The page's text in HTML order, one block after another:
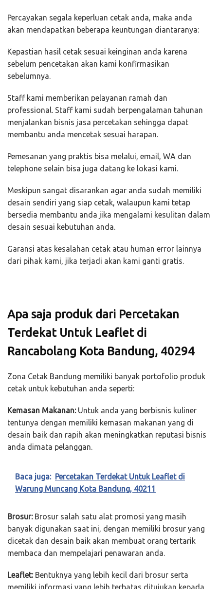
Percayakan segala keperluan cetak anda, maka anda
akan mendapatkan beberapa keuntungan diantaranya:
Kepastian hasil cetak sesuai keinginan anda karena
sebelum pencetakan akan kami konfirmasikan
sebelumnya.
Staff kami memberikan pelayanan ramah dan
professional. Staff kami sudah berpengalaman tahunan
menjalankan bisnis jasa percetakan sehingga dapat
membantu anda mencetak sesuai harapan.
Pemesanan yang praktis bisa melalui, email, WA dan
telephone selain bisa juga datang ke lokasi kami.
Meskipun sangat disarankan agar anda sudah memiliki
desain sendiri yang siap cetak, walaupun kami tetap
bersedia membantu anda jika mengalami kesulitan dalam
desain sesuai kebutuhan anda.
Garansi atas kesalahan cetak atau human error lainnya
dari pihak kami, jika terjadi akan kami ganti gratis.
Apa saja produk dari Percetakan
Terdekat Untuk Leaflet di
Rancabolang Kota Bandung, 40294
Zona Cetak Bandung memiliki banyak portofolio produk
cetak untuk kebutuhan anda seperti:
Kemasan Makanan:Untuk anda yang berbisnis kuliner
tentunya dengan memiliki kemasan makanan yang di
desain baik dan rapih akan meningkatkan reputasi bisnis
anda dimata pelanggan.
Baca juga: Percetakan Terdekat Untuk Leaflet di
Warung Muncang Kota Bandung, 40211
Brosur:Brosur salah satu alat promosi yang masih
banyak digunakan saat ini, dengan memiliki brosur yang
dicetak dan desain baik akan membuat orang tertarik
membaca dan mempelajari penawaran anda.
Leaflet:Bentuknya yang lebih kecil dari brosur serta
memiliki informasi yang lebih terbatas ditujukan kepada